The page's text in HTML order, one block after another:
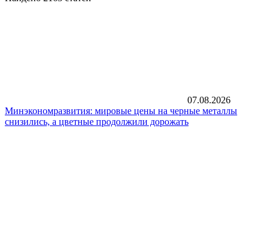
07.08.2026
Минэкономразвития: мировые цены на черные металлы
снизились, а цветные продолжили дорожать